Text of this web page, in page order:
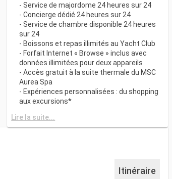
- Service de majordome 24 heures sur 24
- Concierge dédié 24 heures sur 24
- Service de chambre disponible 24 heures
sur 24
- Boissons et repas illimités au Yacht Club
- Forfait Internet « Browse » inclus avec
données illimitées pour deux appareils
- Accès gratuit à la suite thermale du MSC
Aurea Spa
- Expériences personnalisées : du shopping
aux excursions*
suite
- Autres attentions personnelles : service
- L’expérience la plus récompensée pour le
Lire la suite...
Itinéraire